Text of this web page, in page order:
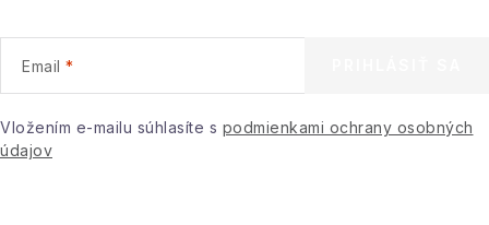
Email
Vložením e-mailu súhlasíte s podmienkami ochrany osobných
údajov